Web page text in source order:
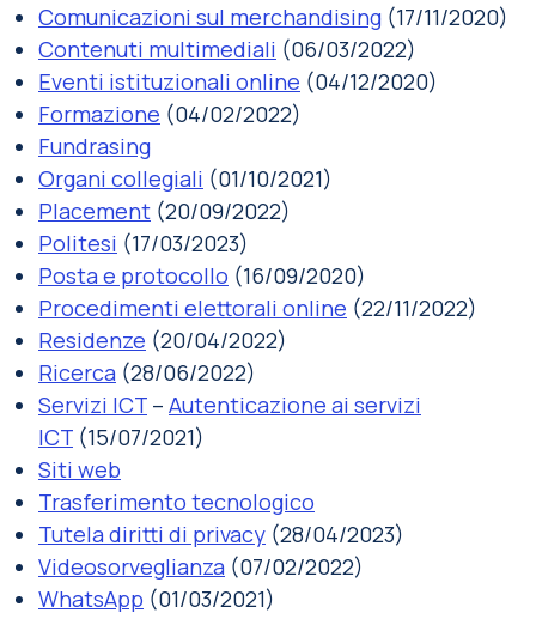
Comunicazioni sul merchandising (17/11/2020)
Contenuti multimediali (06/03/2022)
Eventi istituzionali online (04/12/2020)
Formazione (04/02/2022)
Fundrasing
Organi collegiali (01/10/2021)
Placement (20/09/2022)
Politesi (17/03/2023)
Posta e protocollo (16/09/2020)
Procedimenti elettorali online (22/11/2022)
Residenze (20/04/2022)
Ricerca (28/06/2022)
Servizi ICT – Autenticazione ai servizi
ICT (15/07/2021)
Siti web
Trasferimento tecnologico
Tutela diritti di privacy (28/04/2023)
Videosorveglianza (07/02/2022)
WhatsApp (01/03/2021)